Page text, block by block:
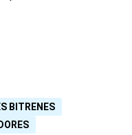
BITRENES